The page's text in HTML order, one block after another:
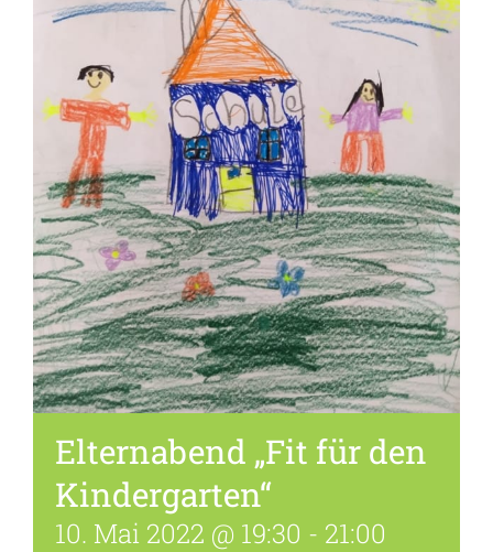
Elternabend „Fit für den
Kindergarten“
10. Mai 2022 @ 19:30 - 21:00